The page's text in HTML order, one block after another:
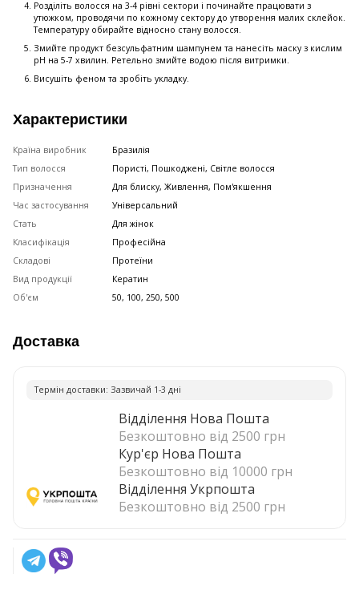
Розділіть волосся на 3-4 рівні сектори і починайте працювати з
утюжком, проводячи по кожному сектору до утворення малих склейок.
Температуру обирайте відносно стану волосся.
Змийте продукт безсульфатним шампунем та нанесіть маску з кислим
рН на 5-7 хвилин. Ретельно змийте водою після витримки.
Висушіть феном та зробіть укладку.
Характеристики
Країна виробник
Бразилія
Тип волосся
Пористі, Пошкоджені, Світле волосся
Призначення
Для блиску, Живлення, Пом'якшення
Час застосування
Універсальний
Стать
Для жінок
Класифікація
Професійна
Складові
Протеїни
Вид продукції
Кератин
Об'єм
50, 100, 250, 500
Доставка
Термiн доставки: Зазвичай 1-3 днi
Відділення Нова Пошта
Безкоштовно від 2500 грн
Кур'єр Нова Пошта
Безкоштовно від 10000 грн
Відділення Укрпошта
Безкоштовно від 2500 грн